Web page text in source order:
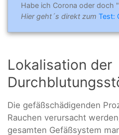
Habe ich Corona oder doch
Hier geht´s direkt zum Test:
Lokalisation der
Die gefäßschädigenden
Rauchen verursacht
gesamten Gefäßsystem